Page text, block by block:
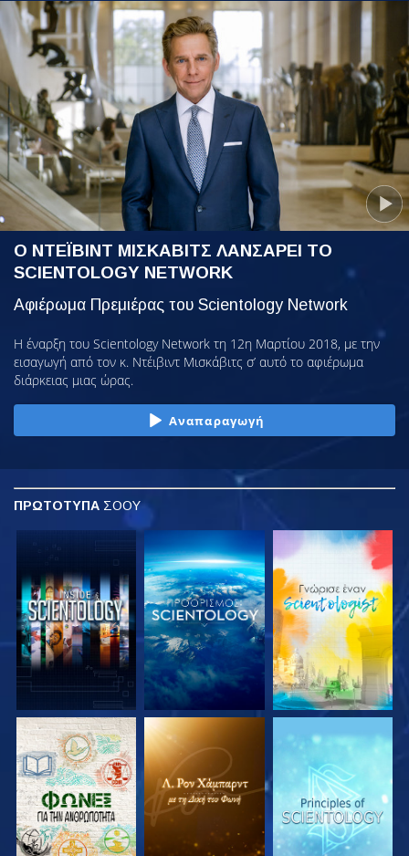
Ο ΝΤΕΪΒΙΝΤ ΜΙΣΚΑΒΙΤΣ ΛΑΝΣΑΡΕΙ ΤΟ
SCIENTOLOGY NETWORK
Αφιέρωμα Πρεμιέρας του Scientology Network
Η έναρξη του Scientology Network τη 12η Μαρτίου 2018, με την
εισαγωγή από τον κ. Ντέιβιντ Μισκάβιτς σ’ αυτό το αφιέρωμα
διάρκειας μιας ώρας.
Αναπαραγωγή
ΠΡΩΤΟΤΥΠΑ ΣΟΟΥ
ΕΞΕΡΕΥΝΗΣΤΕ ΤΗ
ΣΕΙΡΑ
ΕΞΕΡΕΥΝΗΣΤΕ ΤΗ
ΣΕΙΡΑ
ΕΞΕΡΕΥΝΗΣΤΕ ΤΗ
ΣΕΙΡΑ